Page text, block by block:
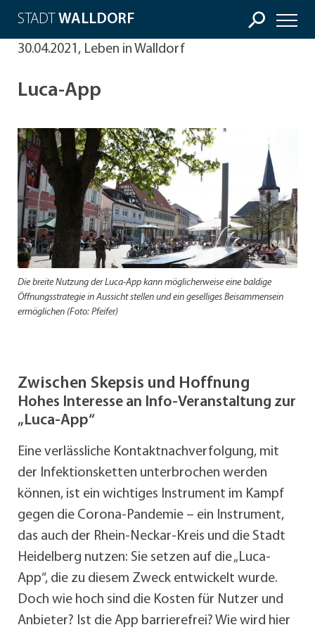
STADT WALLDORF
30.04.2021, Leben in Walldorf
Luca-App
Die breite Nutzung der Luca-App kann möglicherweise eine baldige
Öffnungsstrategie in Aussicht stellen und ein geselliges Beisammensein
ermöglichen (Foto: Pfeifer)
Zwischen Skepsis und Hoffnung
Hohes Interesse an Info-Veranstaltung zur
„Luca-App“
Eine verlässliche Kontaktnachverfolgung, mit
der Infektionsketten unterbrochen werden
können, ist ein wichtiges Instrument im Kampf
gegen die Corona-Pandemie – ein Instrument,
das auch der Rhein-Neckar-Kreis und die Stadt
Heidelberg nutzen: Sie setzen auf die „Luca-
App“, die zu diesem Zweck entwickelt wurde.
Doch wie hoch sind die Kosten für Nutzer und
Anbieter? Ist die App barrierefrei? Wie wird hier